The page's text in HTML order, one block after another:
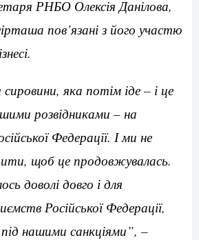
РНБО Олексія Данілова,
пов’язані з його участю
яка потім іде – і це
розвідниками – на
Федерації. І ми не
щоб це продовжувалась.
доволі довго і для
Російської Федерації,
нашими санкціями”, –